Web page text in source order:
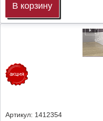
В корзину
Артикул: 1412354